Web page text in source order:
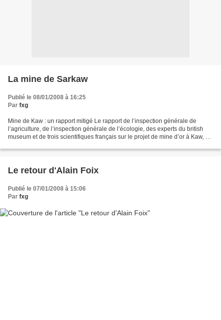
La mine de Sarkaw
Publié le 08/01/2008 à 16:25
Par fxg
Mine de Kaw : un rapport mitigé Le rapport de l’inspection générale de
l’agriculture, de l’inspection générale de l’écologie, des experts du british
museum et de trois scientifiques français sur le projet de mine d’or à Kaw, en
Le retour d'Alain Foix
Publié le 07/01/2008 à 15:06
Par fxg